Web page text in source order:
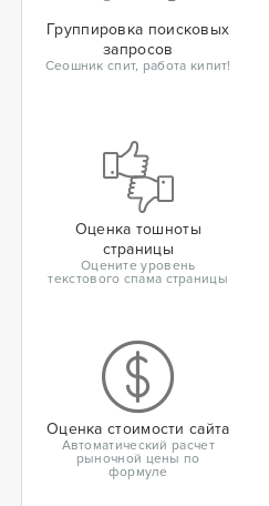
Группировка поисковых
запросов
Сеошник спит, работа кипит!
Оценка тошноты
страницы
Оцените уровень
текстового спама страницы
Оценка стоимости сайта
Автоматический расчет
рыночной цены по
формуле